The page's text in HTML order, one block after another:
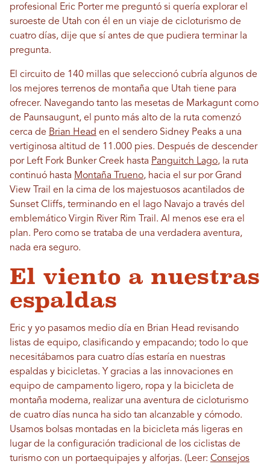
profesional Eric Porter me preguntó si quería explorar el
suroeste de Utah con él en un viaje de cicloturismo de
cuatro días, dije que sí antes de que pudiera terminar la
pregunta.
El circuito de 140 millas que seleccionó cubría algunos de
los mejores terrenos de montaña que Utah tiene para
ofrecer. Navegando tanto las mesetas de Markagunt como
de Paunsaugunt, el punto más alto de la ruta comenzó
cerca de Brian Head en el sendero Sidney Peaks a una
vertiginosa altitud de 11.000 pies. Después de descender
por Left Fork Bunker Creek hasta Panguitch Lago, la ruta
continuó hasta Montaña Trueno, hacia el sur por Grand
View Trail en la cima de los majestuosos acantilados de
Sunset Cliffs, terminando en el lago Navajo a través del
emblemático Virgin River Rim Trail. Al menos ese era el
plan. Pero como se trataba de una verdadera aventura,
nada era seguro.
El viento a nuestras
espaldas
Eric y yo pasamos medio día en Brian Head revisando
listas de equipo, clasificando y empacando; todo lo que
necesitábamos para cuatro días estaría en nuestras
espaldas y bicicletas. Y gracias a las innovaciones en
equipo de campamento ligero, ropa y la bicicleta de
montaña moderna, realizar una aventura de cicloturismo
de cuatro días nunca ha sido tan alcanzable y cómodo.
Usamos bolsas montadas en la bicicleta más ligeras en
lugar de la configuración tradicional de los ciclistas de
turismo con un portaequipajes y alforjas. (Leer: Consejos